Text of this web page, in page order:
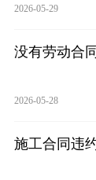
2026-05-29
没有劳动合
2026-05-28
施工合同违